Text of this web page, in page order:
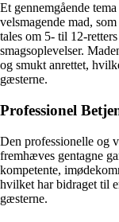
Et gennemgående
velsmagende mad,
tales om 5- til 12-
smagsoplevelser.
og smukt anrettet,
gæsterne.
Professionel
Den professionelle og
fremhæves gentagne
kompetente,
hvilket har bidraget til
gæsterne.